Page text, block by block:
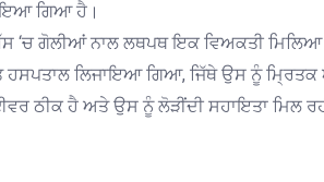
ਗਿਆ ਹੈ।
ਗੋਲੀਆਂ ਨਾਲ ਲਥਪਥ ਇਕ ਵਿਅਕਤੀ ਮਿਲਿਆ।
ਹਸਪਤਾਲ ਲਿਜਾਇਆ ਗਿਆ, ਜਿੱਥੇ ਉਸ ਨੂੰ
ਠੀਕ ਹੈ ਅਤੇ ਉਸ ਨੂੰ ਲੋੜੀਂਦੀ ਸਹਾਇਤਾ ਮਿਲ